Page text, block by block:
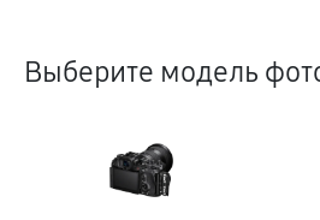
Выберите модель